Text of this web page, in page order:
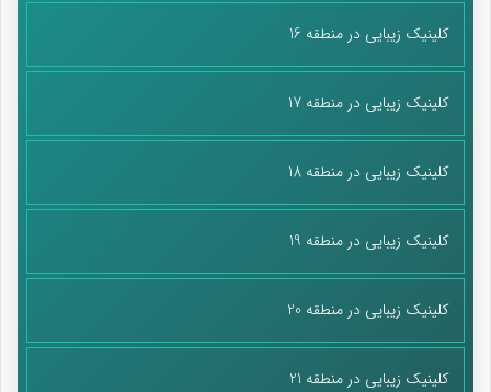
کلینیک زیبایی در منطقه 16
کلینیک زیبایی در منطقه 17
کلینیک زیبایی در منطقه 18
کلینیک زیبایی در منطقه 19
کلینیک زیبایی در منطقه 20
کلینیک زیبایی در منطقه 21